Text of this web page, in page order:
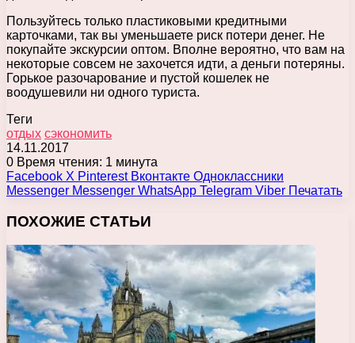
Пользуйтесь только пластиковыми кредитными
карточками, так вы уменьшаете риск потери денег. Не
покупайте экскурсии оптом. Вполне вероятно, что вам на
некоторые совсем не захочется идти, а деньги потеряны.
Горькое разочарование и пустой кошелек не
воодушевили ни одного туриста.
Теги
отдых сэкономить
14.11.2017
0 Время чтения: 1 минута
Facebook X Pinterest Вконтакте Одноклассники
Messenger Messenger WhatsApp Telegram Viber Печатать
ПОХОЖИЕ СТАТЬИ